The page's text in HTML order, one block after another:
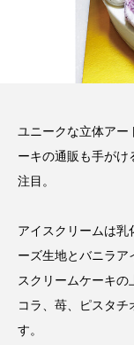
ユニークな立体アー
ーキの通販も手がけ
注目。
アイスクリームは乳
ーズ生地とバニラア
スクリームケーキの
コラ、苺、ピスタ
す。